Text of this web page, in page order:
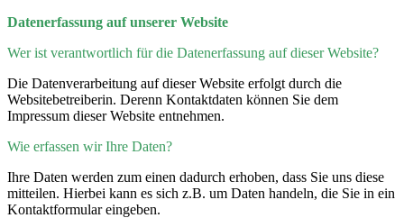
Datenerfassung auf unserer Website
Wer ist verantwortlich für die Datenerfassung auf dieser Website?
Die Datenverarbeitung auf dieser Website erfolgt durch die
Websitebetreiberin. Derenn Kontaktdaten können Sie dem
Impressum dieser Website entnehmen.
Wie erfassen wir Ihre Daten?
Ihre Daten werden zum einen dadurch erhoben, dass Sie uns diese
mitteilen. Hierbei kann es sich z.B. um Daten handeln, die Sie in ein
Kontaktformular eingeben.